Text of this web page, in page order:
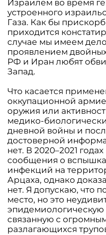
Израилем во время
устроенного
Газа. Как бы
приходится
случае мы имеем
проявлением
РФ и Иран любят
Запад.
Что касается
оккупационной
оружия или
медико-
дневной войны и
достоверной
нет. В 2020–2021
сообщения о
инфекций на
Арцаха, однако
нет. Я допускаю, что
место, но это
эпидемиологическую
связанную с
разлагающихся